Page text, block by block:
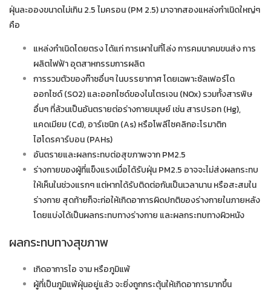
ฝุ่นละอองขนาดไม่เกิน 2.5 ไมครอน (PM 2.5) มาจากสองแหล่งกำเนิดใหญ่ๆ
คือ
แหล่งกำเนิดโดยตรง ได้แก่ การเผาในที่โล่ง การคมนาคมขนส่ง การ
ผลิตไฟฟ้า อุตสาหกรรมการผลิต
การรวมตัวของก๊าซอื่นๆ ในบรรยากาศ โดยเฉพาะซัลเฟอร์ได
ออกไซด์ (SO2) และออกไซด์ของไนโตรเจน (NOx) รวมทั้งสารพิษ
อื่นๆ ที่ล้วนเป็นอันตรายต่อร่างกายมนุษย์ เช่น สารปรอท (Hg),
แคดเมียม (Cd), อาร์เซนิก (As) หรือโพลีไซคลิกอะโรมาติก
ไฮโดรคาร์บอน (PAHs)
อันตรายและผลกระทบต่อสุขภาพจาก PM2.5
ร่างกายของผู้ที่แข็งแรงเมื่อได้รับฝุ่น PM2.5 อาจจะไม่ส่งผลกระทบ
ให้เห็นในช่วงแรกๆ แต่หากได้รับติดต่อกันเป็นเวลานาน หรือสะสมใน
ร่างกาย สุดท้ายก็จะก่อให้เกิดอาการผิดปกติของร่างกายในภายหลัง
โดยแบ่งได้เป็นผลกระทบทางร่างกาย และผลกระทบทางผิวหนัง
ผลกระทบทางสุขภาพ
เกิดอาการไอ จาม หรือภูมิแพ้
ผู้ที่เป็นภูมิแพ้ฝุ่นอยู่แล้ว จะยิ่งถูกกระตุ้นให้เกิดอาการมากขึ้น